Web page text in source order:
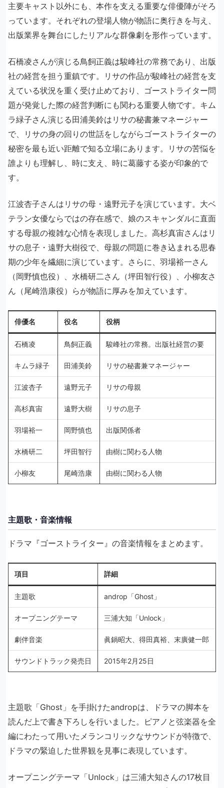
主要キャスト以外にも、本作を支える重要な俳優陣がそろ
っています。それぞれの登場人物が物語に奥行きを与え、
出版業界を舞台にしたリアルな群像劇を形作っています。
石橋凌さんが演じる鳥飼正義は駿峰社の常務であり、出版
社の経営を担う重鎮です。リサの作品が駿峰社の経営を支
えている状況を重く受け止めており、ゴーストライター問
題が発覚した際の経営判断にも関わる重要人物です。キム
ラ緑子さん演じる田浦美鈴はリサの秘書兼マネージャー
で、リサの身の回りの世話をしながらゴーストライターの
秘密を最も近い距離で知る立場にあります。リサの苦悩を
誰よりも理解し、時に支え、時に葛藤する姿が印象的で
す。
江波杏子さんはリサの母・遠野元子を演じています。大ベ
テラン女優ならではの存在感で、娘のスキャンダルに直面
する母親の複雑な心情を表現しました。高杉真宙さんはリ
サの息子・遠野大樹役で、母親の問題に巻き込まれる思春
期の少年を繊細に演じています。さらに、羽場裕一さん
（岡野慎也役）、水橋研二さん（坪田智行役）、小柳友さ
ん（尾崎浩康役）らが物語に厚みを加えています。
俳優名 役名 役柄
石橋凌 鳥飼正義 駿峰社の常務。出版社経営の要
キムラ緑子 田浦美鈴 リサの秘書兼マネージャー
江波杏子 遠野元子 リサの母親
高杉真宙 遠野大樹 リサの息子
羽場裕一 岡野慎也 出版関係者
水橋研二 坪田智行 由樹に関わる人物
小柳友 尾崎浩康 由樹に関わる人物
主題歌・音楽情報
ドラマ『ゴーストライター』の音楽情報をまとめます。
項目 詳細
主題歌 androp「Ghost」
オープニングテーマ 三浦大知「Unlock」
劇伴音楽 眞鍋昭大、得田真裕、末廣健一郎
サウンドトラック発売日 2015年2月25日
主題歌「Ghost」を手掛けたandropは、ドラマの脚本を
読んだ上で書き下ろしを行いました。ピアノと弦楽器を全
編にわたって用いたメランコリックなサウンドが特徴で、
ドラマの緊迫した世界観を見事に表現しています。
オープニングテーマ「Unlock」は三浦大知さんの17枚目